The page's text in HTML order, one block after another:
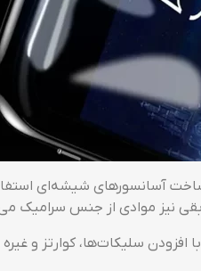
نیز موادی از جنس سرامیک
با افزودن سلیکات‌ها،